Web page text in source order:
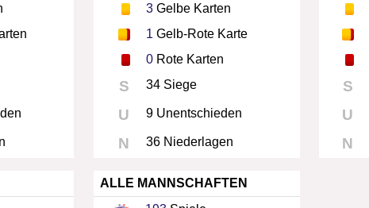
3Gelbe Karten
1 Gelb-Rote Karte
0Rote Karten
S 34 Siege
U 9 Unentschieden
N 36 Niederlagen
S
U
N
ALLE MANNSCHAFTEN